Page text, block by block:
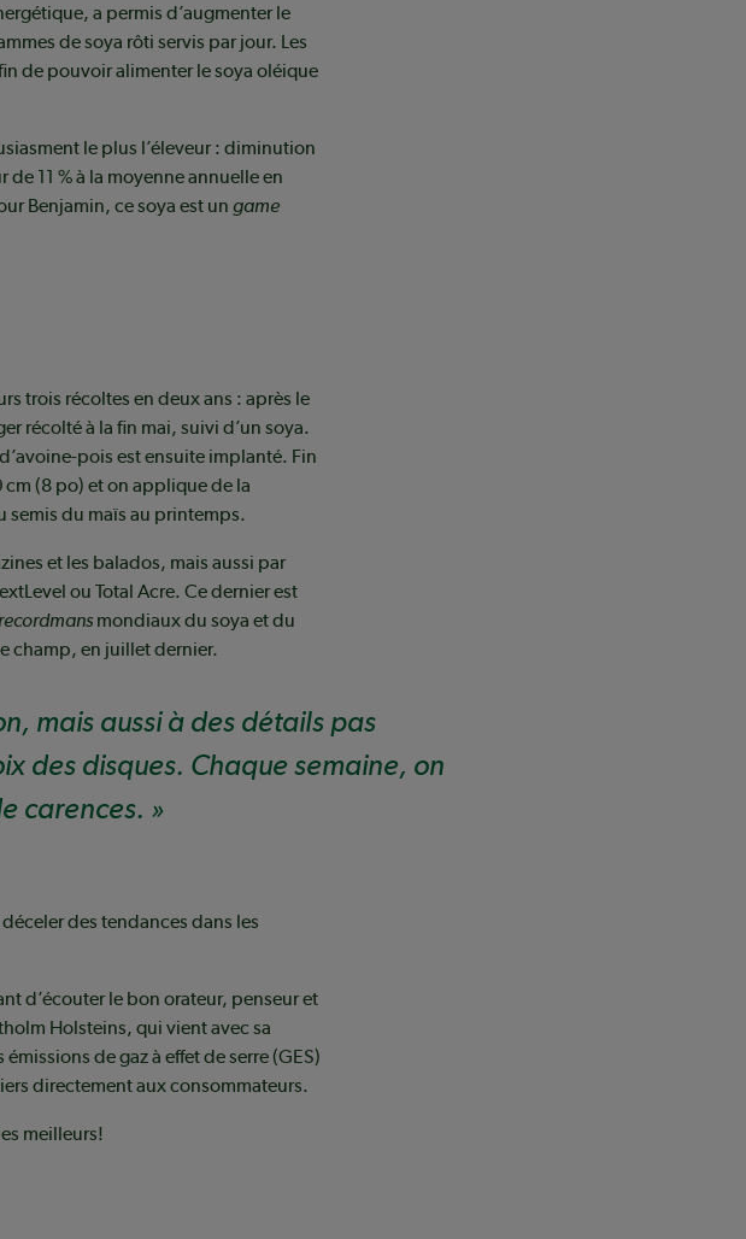
a permis d’augmenter le
de soya rôti servis par jour. Les
de pouvoir alimenter le soya oléique
le plus l’éleveur : diminution
11 % à la moyenne annuelle en
Benjamin, ce soya est un game
trois récoltes en deux ans : après le
récolté à la fin mai, suivi d’un soya.
pois est ensuite implanté. Fin
(8 po) et on applique de la
semis du maïs au printemps.
et les balados, mais aussi par
ou Total Acre. Ce dernier est
mondiaux du soya et du
champ, en juillet dernier.
mais aussi à des détails pas
des disques. Chaque semaine, on
carences.
des tendances dans les
d’écouter le bon orateur, penseur et
Holsteins, qui vient avec sa
de gaz à effet de serre (GES)
directement aux consommateurs.
meilleurs!